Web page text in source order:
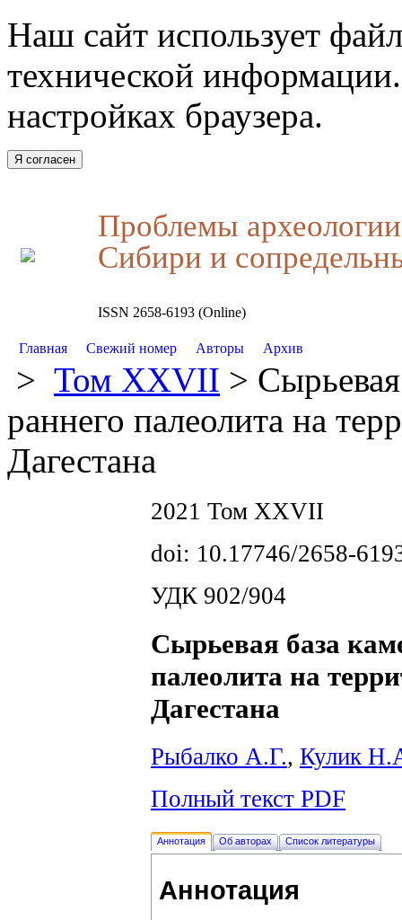
Наш сайт использует
технической
настройках браузера.
Я согласен
Проблемы
Сибири и
ISSN 2658-6193 (Online)
Главная Свежий номер Авторы Архив
> Том XXVII >
раннего палеолита на
Дагестана
2021 Том XXVII
doi: 10.17746/2658-
УДК 902/904
Сырьевая база
палеолита на
Дагестана
Рыбалко А.Г., Кулик
Полный текст PDF
Аннотация Об авторах Список литературы
Аннотация